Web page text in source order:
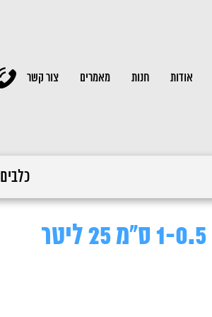
אודות חנות מאמרים צור קשר
כלבים